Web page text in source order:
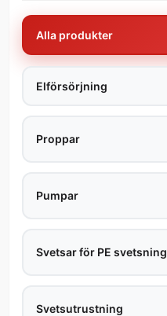
Alla produkter
Elförsörjning
Proppar
Pumpar
Svetsar för PE svetsning
Svetsutrustning